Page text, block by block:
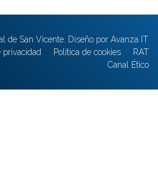
de San Vicente. Diseño por Avanza IT
privacidad Política de cookies
RAT
Canal Ético